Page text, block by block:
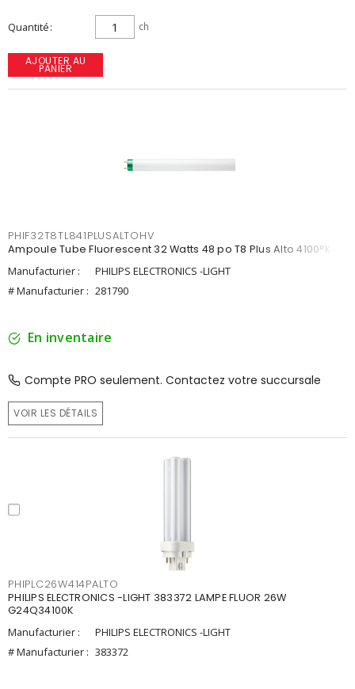
Quantité ch
AJOUTER AU
PANIER
PHIF32T8TL841PLUSALTOHV
Ampoule Tube Fluorescent 32 Watts 48 po T8 Plus Alto 4100°K
Manufacturier :
PHILIPS ELECTRONICS -LIGHT
# Manufacturier : 281790
En inventaire
Compte PRO seulement. Contactez votre succursale
VOIR LES DÉTAILS
PHIPLC26W414PALTO
PHILIPS ELECTRONICS -LIGHT 383372 LAMPE FLUOR 26W
G24Q34100K
Manufacturier :
PHILIPS ELECTRONICS -LIGHT
# Manufacturier : 383372